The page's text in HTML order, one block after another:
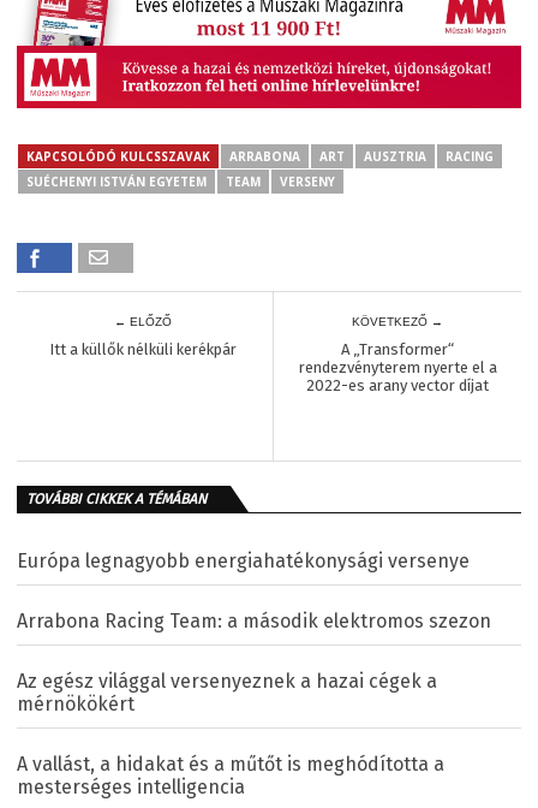
KAPCSOLÓDÓ KULCSSZAVAK ARRABONA ART AUSZTRIA
RACING
SUÉCHENYI ISTVÁN EGYETEM
TEAM VERSENY
← ELŐZŐ
Itt a küllők nélküli kerékpár
KÖVETKEZŐ →
A „Transformer“
rendezvényterem nyerte el a
2022-es arany vector díjat
TOVÁBBI CIKKEK A TÉMÁBAN
Európa legnagyobb energiahatékonysági versenye
Arrabona Racing Team: a második elektromos szezon
Az egész világgal versenyeznek a hazai cégek a
mérnökökért
A vallást, a hidakat és a műtőt is meghódította a
mesterséges intelligencia